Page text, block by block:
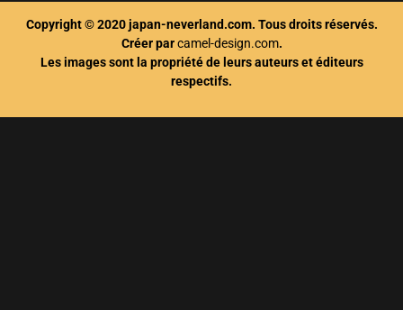
Copyright © 2020 japan-neverland.com. Tous droits réservés.
Créer parcamel-design.com.
Les images sont la propriété de leurs auteurs et éditeurs
respectifs.